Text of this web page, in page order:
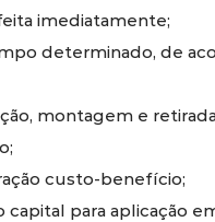
imediatamente;
determinado, de
montagem e
custo-benefício;
capital para aplicação